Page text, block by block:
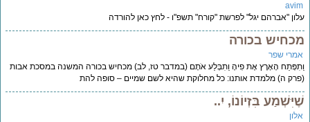
"אברהם יגל" לפרשת "קורח" תשפ"ו - לחץ כאן להורדה
בכורה
שפר
הָאָרֶץ אֶת פִיהָ וַתִבְּלַע אֹתָם (במדבר טז, לב) מכחיש בכורה המשנה במסכת אבות
ה) מלמדת אותנו: כל מחלוקת שהיא לשם שמיים – סופה להת
בִּזְיוֹנוֹ, יִ..